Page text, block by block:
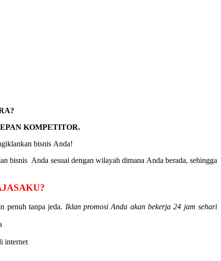
KOMPETITOR.
bisnis Anda!
bisnis Anda sesuai dengan wilayah dimana Anda berada, sehingga
penuh tanpa jeda. Iklan promosi Anda akan bekerja 24 jam sehari
internet